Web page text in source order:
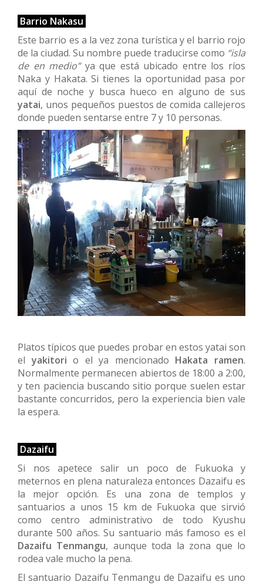
Barrio Nakasu
Este barrio es a la vez zona turística y el barrio rojo
de la ciudad. Su nombre puede traducirse como “isla
de en medio”ya que está ubicado entre los ríos
Naka y Hakata. Si tienes la oportunidad pasa por
aquí de noche y busca hueco en alguno de sus
yatai, unos pequeños puestos de comida callejeros
donde pueden sentarse entre 7 y 10 personas.
Platos típicos que puedes probar en estos yatai son
elyakitorio el ya mencionado Hakata ramen.
Normalmente permanecen abiertos de 18:00 a 2:00,
y ten paciencia buscando sitio porque suelen estar
bastante concurridos, pero la experiencia bien vale
la espera.
Dazaifu
Si nos apetece salir un poco de Fukuoka y
meternos en plena naturaleza entonces Dazaifu es
la mejor opción. Es una zona de templos y
santuarios a unos 15 km de Fukuoka que sirvió
como centro administrativo de todo Kyushu
durante 500 años. Su santuario más famoso es el
Dazaifu Tenmangu, aunque toda la zona que lo
rodea vale mucho la pena.
El santuario Dazaifu Tenmangu de Dazaifu es uno